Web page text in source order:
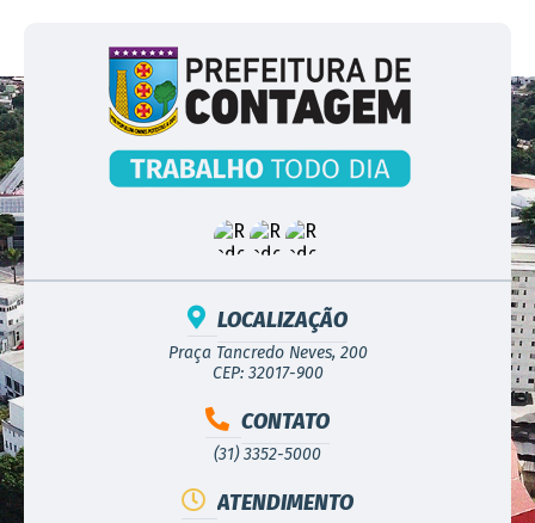
LOCALIZAÇÃO
Praça Tancredo Neves, 200
CEP: 32017-900
CONTATO
(31) 3352-5000
ATENDIMENTO